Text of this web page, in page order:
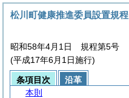
松川町健康推進委員設置規程
昭和58年4月1日 規程第5号
(平成17年6月1日施行)
条項目次
沿革
本則